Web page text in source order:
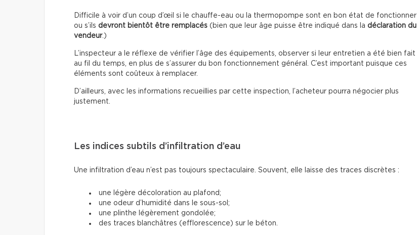
Difficile à voir d’un coup d’œil si le chauffe-eau ou la thermopompe sont en bon état de fonctionner
ou s’ils devront bientôt être remplacés (bien que leur âge puisse être indiqué dans la déclaration du
vendeur.)
L’inspecteur a le réflexe de vérifier l’âge des équipements, observer si leur entretien a été bien fait
au fil du temps, en plus de s’assurer du bon fonctionnement général. C’est important puisque ces
éléments sont coûteux à remplacer.
D’ailleurs, avec les informations recueillies par cette inspection, l’acheteur pourra négocier plus
justement.
Les indices subtils d’infiltration d’eau
Une infiltration d’eau n’est pas toujours spectaculaire. Souvent, elle laisse des traces discrètes :
une légère décoloration au plafond;
une odeur d’humidité dans le sous-sol;
une plinthe légèrement gondolée;
des traces blanchâtres (efflorescence) sur le béton.